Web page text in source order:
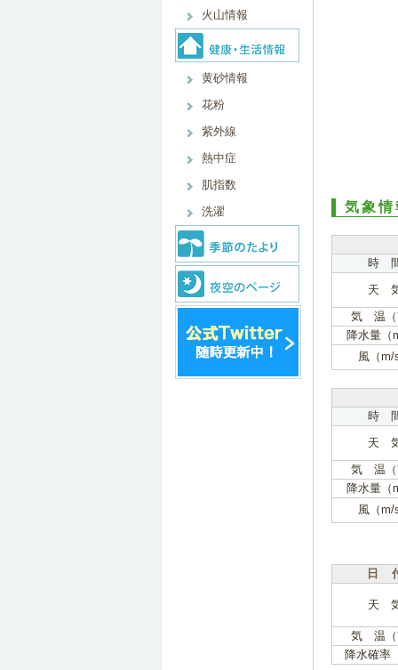
火山情報
黄砂情報
花粉
紫外線
熱中症
肌指数
洗濯
気象情
時
天
気 温
降水量（
風（m/
時
天
気 温
降水量（
風（m/
日
天
気 温
降水確率